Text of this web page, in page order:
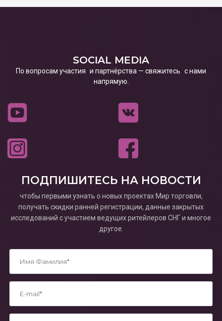
SOCIAL MEDIA
По вопросам участия и партнёрства — свяжитесь с нами
напрямую.
ПОДПИШИТЕСЬ НА НОВОСТИ
чтобы первыми узнать о новых проектах Мир торговли,
получать скидки ранней регистрации, данные закрытых
исследований с участием ведущих ритейлеров СНГ и многое
другое.